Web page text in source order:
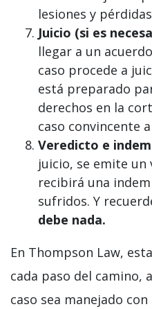
lesiones y
Juicio (si es
llegar a un
caso procede a
está preparado
derechos en la
caso convincente
Veredicto e
juicio, se emite un
recibirá una
sufridos. Y
debe nada.
En Thompson Law,
cada paso del camino,
caso sea manejado